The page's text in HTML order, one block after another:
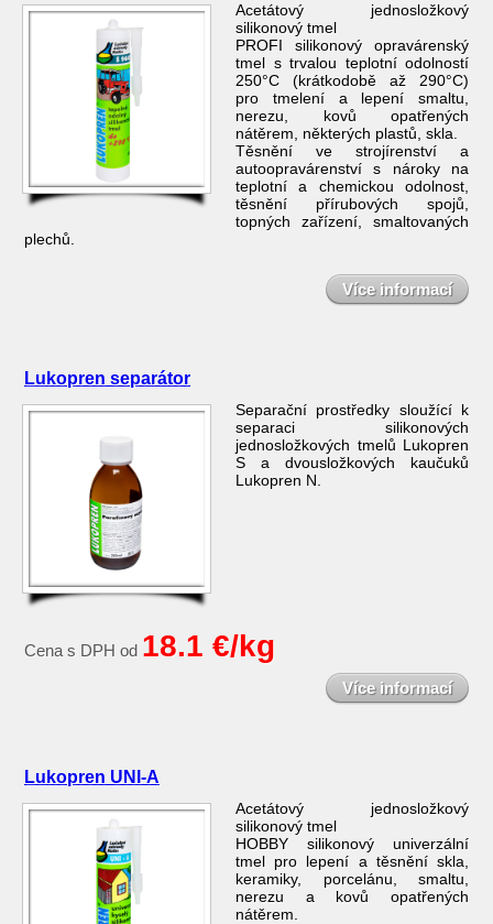
Acetátový jednosložkový
silikonový tmel
PROFI silikonový opravárenský
tmel s trvalou teplotní odolností
250°C (krátkodobě až 290°C)
pro tmelení a lepení smaltu,
nerezu, kovů opatřených
nátěrem, některých plastů, skla.
Těsnění ve strojírenství a
autoopravárenství s nároky na
teplotní a chemickou odolnost,
těsnění přírubových spojů,
topných zařízení, smaltovaných
plechů.
Více informací
Lukopren separátor
Separační prostředky sloužící k
separaci silikonových
jednosložkových tmelů Lukopren
S a dvousložkových kaučuků
Lukopren N.
Cena s DPH od 18.1 €/kg
Více informací
Lukopren UNI-A
Acetátový jednosložkový
silikonový tmel
HOBBY silikonový univerzální
tmel pro lepení a těsnění skla,
keramiky, porcelánu, smaltu,
nerezu a kovů opatřených
nátěrem.